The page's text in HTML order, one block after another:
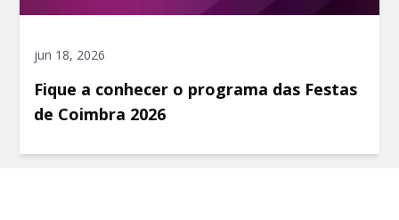
jun 18, 2026
Fique a conhecer o programa das Festas
de Coimbra 2026